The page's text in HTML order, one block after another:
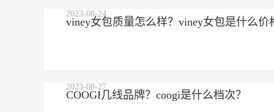
viney女包质量怎么样？viney女包是什么价
2023-08-24
COOGI几线品牌？coogi是什么档次？
2023-08-27